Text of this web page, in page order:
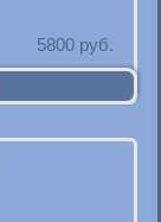
5800 руб.